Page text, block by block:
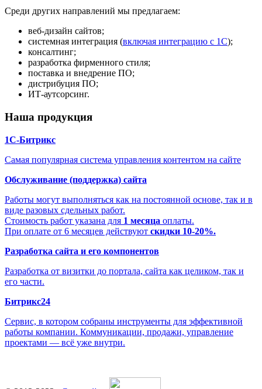
Среди других направлений мы предлагаем:
веб-дизайн сайтов;
системная интеграция (включая интеграцию с 1С);
консалтинг;
разработка фирменного стиля;
поставка и внедрение ПО;
дистрибуция ПО;
ИТ-аутсорсинг.
Наша продукция
1С-Битрикс
Самая популярная система управления контентом на сайте
Обслуживание (поддержка) сайта
Работы могут выполняться как на постоянной основе, так и в
виде разовых сдельных работ.
Стоимость работ указана для 1 месяца оплаты.
При оплате от 6 месяцев действуют скидки 10-20%.
Разработка сайта и его компонентов
Разработка от визитки до портала, сайта как целиком, так и
его части.
Битрикс24
Сервис, в котором собраны инструменты для эффективной
работы компании. Коммуникации, продажи, управление
проектами — всё уже внутри.